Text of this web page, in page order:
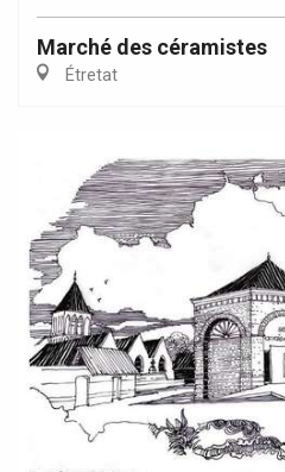
Marché des céramistes
Étretat